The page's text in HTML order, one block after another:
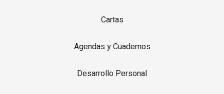
Cartas
Agendas y Cuadernos
Desarrollo Personal